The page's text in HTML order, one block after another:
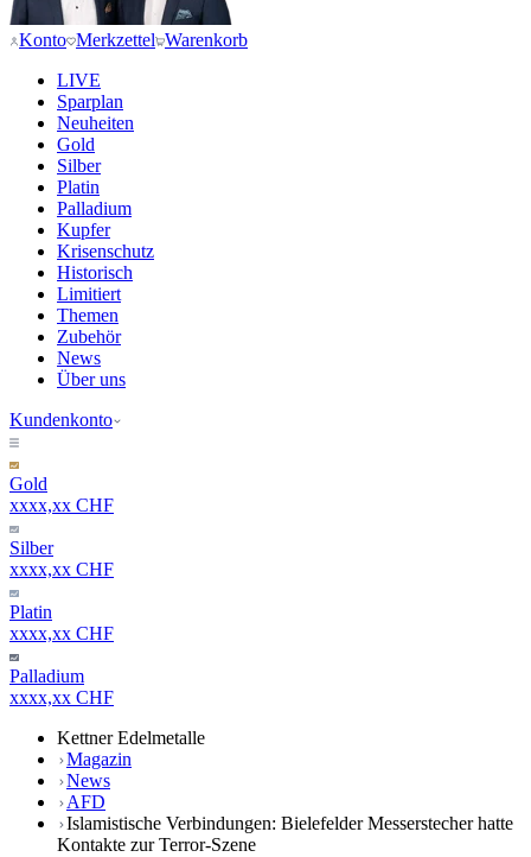
Konto Merkzettel Warenkorb
LIVE
Sparplan
Neuheiten
Gold
Silber
Platin
Palladium
Kupfer
Krisenschutz
Historisch
Limitiert
Themen
Zubehör
News
Über uns
Kundenkonto
Gold
xxxx,xx CHF
Silber
xxxx,xx CHF
Platin
xxxx,xx CHF
Palladium
xxxx,xx CHF
Kettner Edelmetalle
Magazin
News
AFD
Islamistische Verbindungen: Bielefelder Messerstecher hatte
Kontakte zur Terror-Szene